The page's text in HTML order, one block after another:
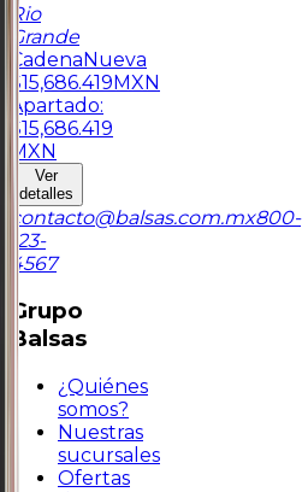
Rio
Grande
CadenaNueva
$15,686.419MXN
Apartado:
$15,686.419
MXN
Ver
detalles
contacto@balsas.com.mx800-
123-
4567
Grupo
Balsas
¿Quiénes
somos?
Nuestras
sucursales
Ofertas